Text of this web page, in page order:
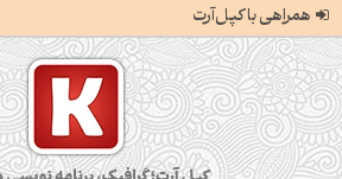
همراهی با کپل‌آرت کپل‌آرت؛ گرافیک، برنامه‌نویسی و خلاقیت